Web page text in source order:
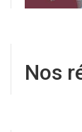
Nos